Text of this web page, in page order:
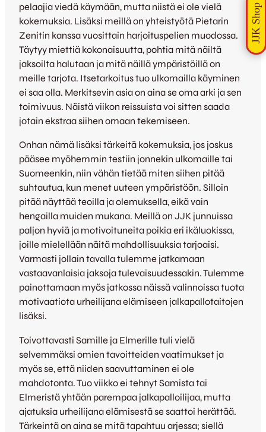
pelaajia viedä käymään, mutta niistä ei ole vielä
kokemuksia. Lisäksi meillä on yhteistyötä Pietarin
Zenitin kanssa vuosittain harjoituspelien muodossa.
Täytyy miettiä kokonaisuutta, pohtia mitä näiltä
jaksoilta halutaan ja mitä näillä ympäristöillä on
meille tarjota. Itsetarkoitus tuo ulkomailla käyminen
ei saa olla. Merkitsevin asia on aina se oma arki ja sen
toimivuus. Näistä viikon reissuista voi sitten saada
jotain ekstraa siihen omaan tekemiseen.
Onhan nämä lisäksi tärkeitä kokemuksia, jos joskus
pääsee myöhemmin testiin jonnekin ulkomaille tai
Suomeenkin, niin vähän tietää miten siihen pitää
suhtautua, kun menet uuteen ympäristöön. Silloin
pitää näyttää teoilla ja olemuksella, eikä vain
hengailla muiden mukana. Meillä on JJK junnuissa
paljon hyviä ja motivoituneita poikia eri ikäluokissa,
joille mielellään näitä mahdollisuuksia tarjoaisi.
Varmasti jollain tavalla tulemme jatkamaan
vastaavanlaisia jaksoja tulevaisuudessakin. Tulemme
painottamaan myös jatkossa näissä valinnoissa tuota
motivaatiota urheilijana elämiseen jalkapallotaitojen
lisäksi.
Toivottavasti Samille ja Elmerille tuli vielä
selvemmäksi omien tavoitteiden vaatimukset ja
myös se, että niiden saavuttaminen ei ole
mahdotonta. Tuo viikko ei tehnyt Samista tai
Elmeristä yhtään parempaa jalkapalloilijaa, mutta
ajatuksia urheilijana elämisestä se saattoi herättää.
Tärkeintä on aina se mitä tapahtuu arjessa; siellä